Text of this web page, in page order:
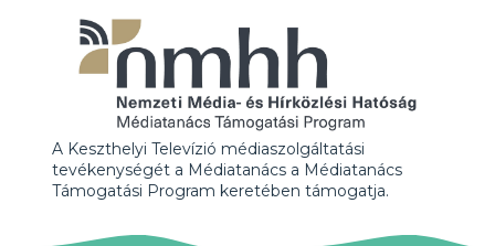
A Keszthelyi Televízió médiaszolgáltatási
tevékenységét a Médiatanács a Médiatanács
Támogatási Program keretében támogatja.